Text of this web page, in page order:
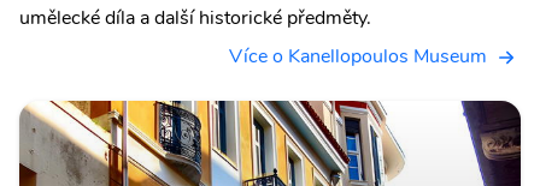
umělecké díla a další historické předměty.
Více o Kanellopoulos Museum